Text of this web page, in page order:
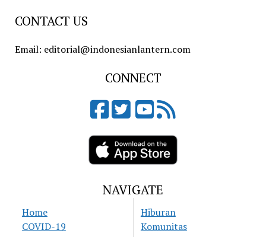
CONTACT US
Email: editorial@indonesianlantern.com
CONNECT
NAVIGATE
Home
COVID-19
Hiburan
Komunitas